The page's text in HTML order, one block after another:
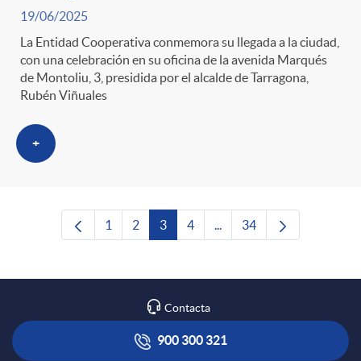
19/06/2025
La Entidad Cooperativa conmemora su llegada a la ciudad,
con una celebración en su oficina de la avenida Marqués
de Montoliu, 3, presidida por el alcalde de Tarragona,
Rubén Viñuales
+
Página
1 Página
2 Página
3 Página
4 ...Páginas intermedias Use
Página
34
Contacta
900 300 321